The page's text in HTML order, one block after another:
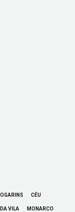
CÉU
VILA MONARCO